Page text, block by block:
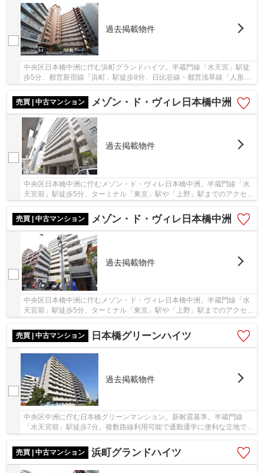
過去掲載物件
中央区日本橋中洲に佇む浜町グランドハイツ。半蔵門線「水天宮」駅徒
歩5分、都営新宿線「浜町」駅徒歩8分、日比谷線・都営浅草線「人形
町」駅徒歩15分。昭和51年築、鉄骨鉄筋コンクリ...
売買 | 中古マンション
メゾン・ド・ヴィレ日本橋中洲
過去掲載物件
中央区日本橋中洲に佇むメゾン・ド・ヴィレ日本橋中洲。半蔵門線「水
天宮前」駅徒歩5分、ターミナル「東京」駅や「上野」駅までのアクセス
売買 | 中古マンション
メゾン・ド・ヴィレ日本橋中洲
過去掲載物件
中央区日本橋中洲に佇むメゾン・ド・ヴィレ日本橋中洲。半蔵門線「水
天宮前」駅徒歩5分、ターミナル「東京」駅や「上野」駅までのアクセス
売買 | 中古マンション
日本橋グリーンハイツ
過去掲載物件
中央区中洲に佇む日本橋グリーンマンション。新耐震基準。半蔵門線
「水天宮前」駅徒歩7分。複数路線利用可能で通勤通学に便利な立地で
売買 | 中古マンション
浜町グランドハイツ